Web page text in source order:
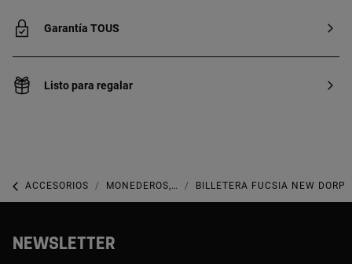
Garantía TOUS
Listo para regalar
ACCESORIOS MONEDEROS, BILLETERAS, CARTERAS Y TARJETEROS BILLETERA FUCSIA NEW DORP
NEWSLETTER